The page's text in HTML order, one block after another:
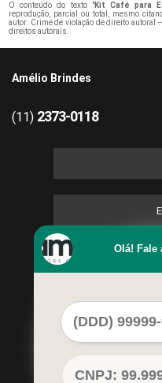
O conteúdo do texto "Kit Café para
reprodução, parcial ou total, mesmo
autor. Crime de violação de direito autoral
direitos autorais
Amélio Brindes
(11) 2373-0118
Olá! Fale